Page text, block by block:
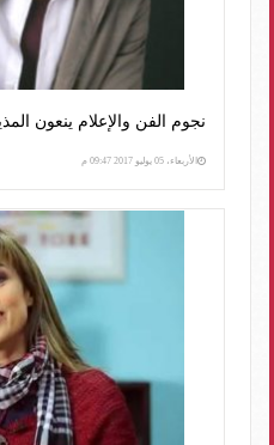
نجوم الفن والإعلام ينعون
الأربعاء، 05 يوليو 2017 09:47 م